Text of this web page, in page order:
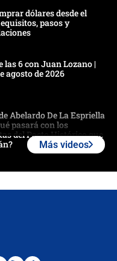
dólares desde el
pasos y
las 6 con Juan Lozano |
agosto de 2026
Abelardo De La Espriella
pasará con los
del Pacto Histórico que
por la elección del
Más videos